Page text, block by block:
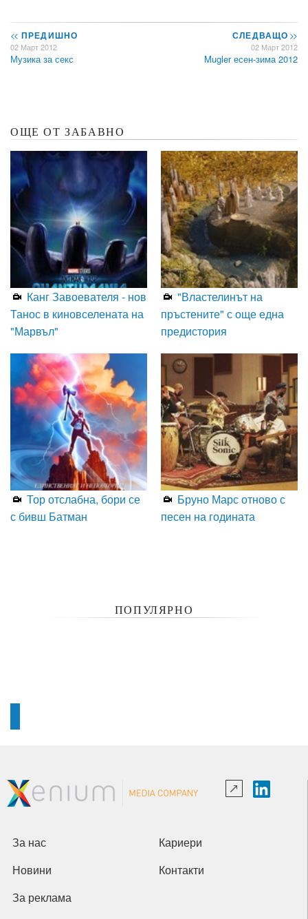
<< ПРЕДИШНО
02 Март 2012
Музика за секс
СЛЕДВАЩО>>
02 Март 2012
Mugler есен-зима 2012
ОЩЕ ОТ ЗАБАВНО
Канг Завоевателя - нов
Танос в киновселената на
"Марвъл"
"Властелинът на
пръстените" с още една
предистория
Тор отслабна, бори се
с бивш Батман
Бруно Марс отново с
песен на годината
ПОПУЛЯРНО
За нас Кариери
Новини Контакти
За реклама